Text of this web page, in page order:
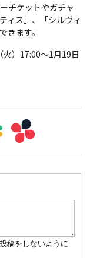
チケットやガチャ
ィス」、「シルヴィ
きます。
）17:00～1月19日